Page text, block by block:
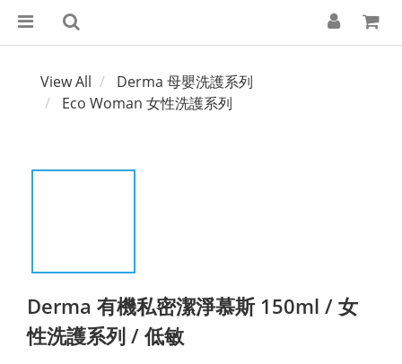
View All
Derma 母嬰洗護系列
Eco Woman 女性洗護系列​
Derma 有機私密潔淨慕斯 150ml / 女
性洗護系列 / 低敏